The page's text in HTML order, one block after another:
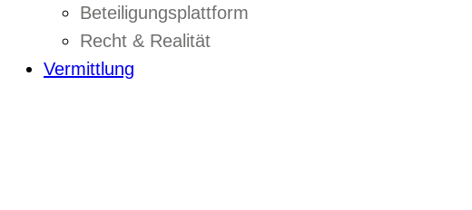
Beteiligungsplattform
Recht & Realität
Vermittlung